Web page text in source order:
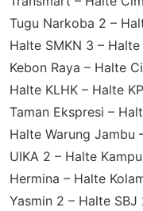
Tugu Narkoba 2 –
Halte SMKN 3 –
Kebon Raya – Halte
Halte KLHK – Halte
Taman Ekspresi –
Halte Warung Jambu
UIKA 2 – Halte
Hermina – Halte
Yasmin 2 – Halte